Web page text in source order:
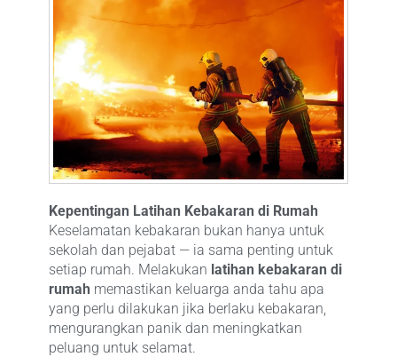
Kepentingan Latihan Kebakaran di Rumah
Keselamatan kebakaran bukan hanya untuk
sekolah dan pejabat — ia sama penting untuk
setiap rumah. Melakukan latihan kebakaran di
rumah memastikan keluarga anda tahu apa
yang perlu dilakukan jika berlaku kebakaran,
mengurangkan panik dan meningkatkan
peluang untuk selamat.